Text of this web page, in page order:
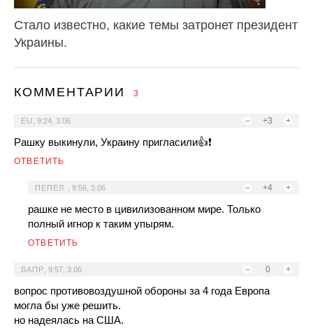
Стало известно, какие темы затронет президент
Украины.
КОММЕНТАРИИ 3
– +3 +
EU ,9:24, 3.06
Рашку выкинули, Украину пригласили👍❗
ОТВЕТИТЬ
– +4 +
ПЕПЕЛ 9:56, 3.06
рашке не место в цивилизованном мире. Только
полный игнор к таким упырям.
ОТВЕТИТЬ
– 0 +
ВАПР ,9:57, 3.06
вопрос противовоздушной обороны за 4 года Европа
могла бы уже решить.
но надеялась на США.